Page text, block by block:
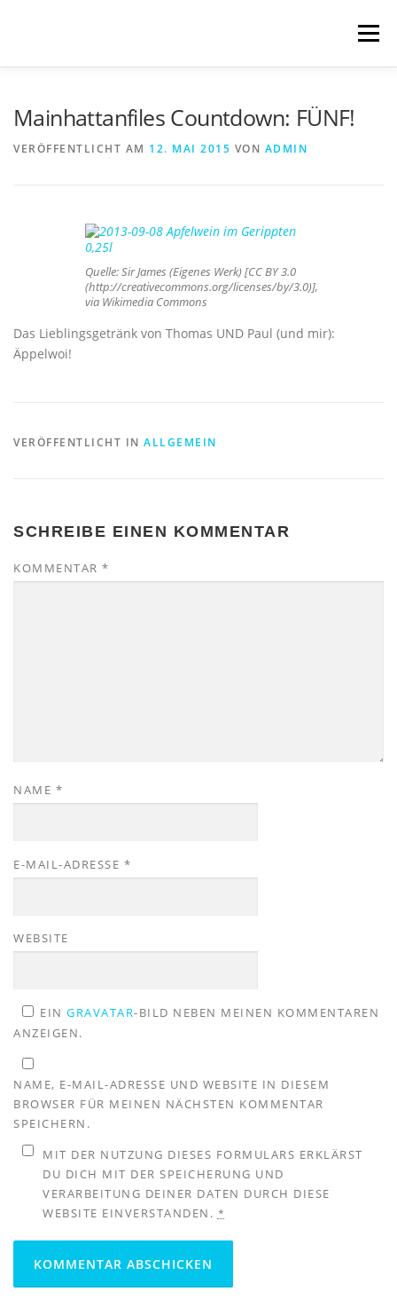
Menü
ÜBER MICH IMPRESSUM & DATENSCHUTZ
Mainhattanfiles Countdown: FÜNF!
VERÖFFENTLICHT AM 12. MAI 2015 VON ADMIN
Quelle: Sir James (Eigenes Werk) [CC BY 3.0
(http://creativecommons.org/licenses/by/3.0)],
via Wikimedia Commons
Das Lieblingsgetränk von Thomas UND Paul (und mir):
Äppelwoi!
VERÖFFENTLICHT IN ALLGEMEIN
SCHREIBE EINEN KOMMENTAR
KOMMENTAR *
NAME *
E-MAIL-ADRESSE *
WEBSITE
EINGRAVATAR-BILD NEBEN MEINEN KOMMENTAREN
ANZEIGEN.
NAME, E-MAIL-ADRESSE UND WEBSITE IN DIESEM
BROWSER FÜR MEINEN NÄCHSTEN KOMMENTAR
SPEICHERN.
MIT DER NUTZUNG DIESES FORMULARS ERKLÄRST
DU DICH MIT DER SPEICHERUNG UND
VERARBEITUNG DEINER DATEN DURCH DIESE
WEBSITE EINVERSTANDEN. *